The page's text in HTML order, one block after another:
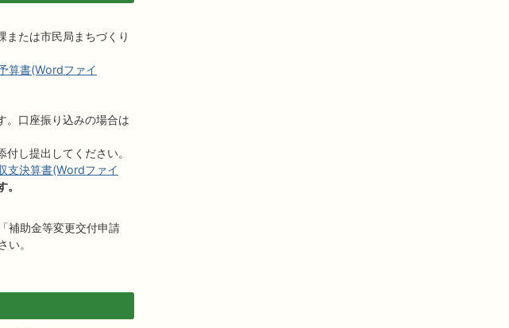
または市民局まちづくり
算書(Wordファイ
。口座振り込みの場合は
し提出してください。
支決算書(Wordファイ
補助金等変更交付申請
。